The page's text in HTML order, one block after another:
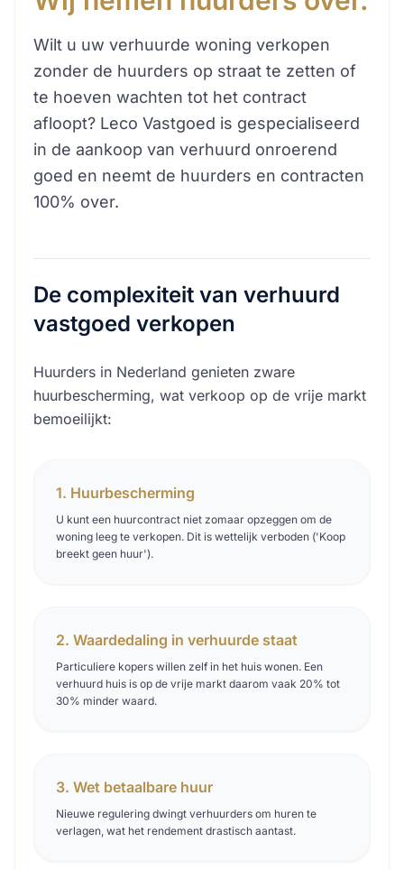
Wilt u uw verhuurde woning verkopen
zonder de huurders op straat te zetten of
te hoeven wachten tot het contract
afloopt? Leco Vastgoed is gespecialiseerd
in de aankoop van verhuurd onroerend
goed en neemt de huurders en contracten
100% over.
De complexiteit van verhuurd
vastgoed verkopen
Huurders in Nederland genieten zware
huurbescherming, wat verkoop op de vrije markt
bemoeilijkt:
1. Huurbescherming
U kunt een huurcontract niet zomaar opzeggen om de
woning leeg te verkopen. Dit is wettelijk verboden ('Koop
breekt geen huur').
2. Waardedaling in verhuurde staat
Particuliere kopers willen zelf in het huis wonen. Een
verhuurd huis is op de vrije markt daarom vaak 20% tot
30% minder waard.
3. Wet betaalbare huur
Nieuwe regulering dwingt verhuurders om huren te
verlagen, wat het rendement drastisch aantast.